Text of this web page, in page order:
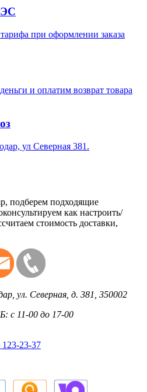
при оформлении заказа
и оплатим возврат товара
ул Северная 381.
подберем подходящие
как настроить/
стоимость доставки,
ул. Северная, д. 381 350002
с 11-00 до 17-00
23-37